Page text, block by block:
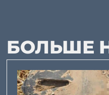
БОЛЬШЕ